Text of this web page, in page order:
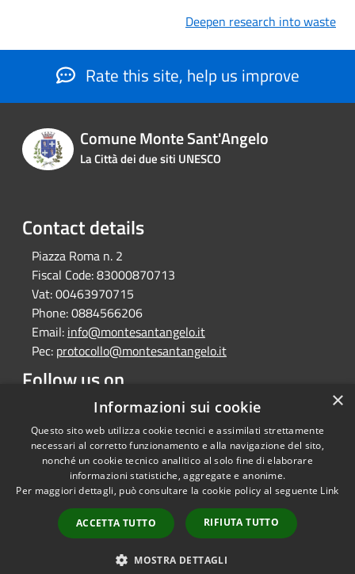
Deepen research into waste
Rate this site, help us improve
Comune Monte Sant'Angelo
La Città dei due siti UNESCO
Contact details
Piazza Roma n. 2
Fiscal Code:83000870713
Vat:00463970715
Phone:0884566206
Email: info@montesantangelo.it
Pec: protocollo@montesantangelo.it
Follow us on
FacebookYoutubeInstagramTelegramWhatsapp
RSS
Accessibility
Copyright © 2026 • Comune
byMunicipium
Admin
access
×
Informazioni sui cookie
Questo sito web utilizza cookie tecnici e assimilati strettamente
necessari al corretto funzionamento e alla navigazione del sito,
nonché un cookie tecnico analitico al solo fine di elaborare
informazioni statistiche, aggregate e anonime.
Per maggiori dettagli, può consultare la cookie policy al seguente Link
ACCETTA TUTTO RIFIUTA TUTTO
MOSTRA DETTAGLI